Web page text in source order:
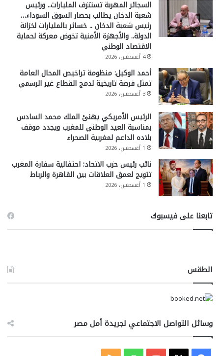
السجائر المهربة تستنزف المليارات.. ورئيس
شعبة الدخان يطالب بحصار السوق السوداء…
رئيس شعبة الدخان .. خسائر بالمليارات لخزانة
الدولة.. والأجهزة الأمنية تخوض معركة لحماية
الاقتصاد الوطني
4 أغسطس، 2026
أحمد الوكيل: منظومة تراخيص المحال العامة
تمثل فرصة تاريخية لدمج القطاع غير الرسمي
3 أغسطس، 2026
الرئيس الأمريكي يهنئ الملك محمد السادس
بمناسبة العيد الوطني للمغرب ويجدد موقف
بلاده الداعم لمغربية الصحراء
1 أغسطس، 2026
نائب رئيس حزب الاتحاد: احتفالية سفارة المغرب
تتويج لعمق العلاقات بين القاهرة والرباط
1 أغسطس، 2026
تابعنا على فيسبوك
الطقس
وسائل التواصل الاجتماعي لجريدة أمل مصر